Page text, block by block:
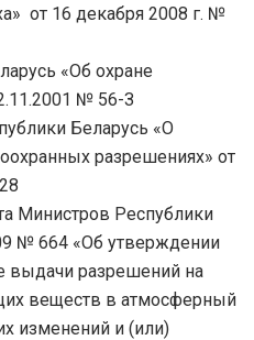
от 16 декабря 2008 г. №
«Об охране
№ 56-З
Беларусь «О
разрешениях» от
Министров Республики
№ 664 «Об утверждении
выдачи разрешений на
веществ в атмосферный
изменений и (или)